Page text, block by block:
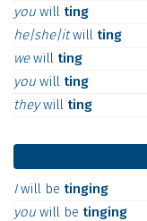
you will ting
he|she|itwill ting
wewill ting
you will ting
theywill ting
Iwill be tinging
you will be tinging